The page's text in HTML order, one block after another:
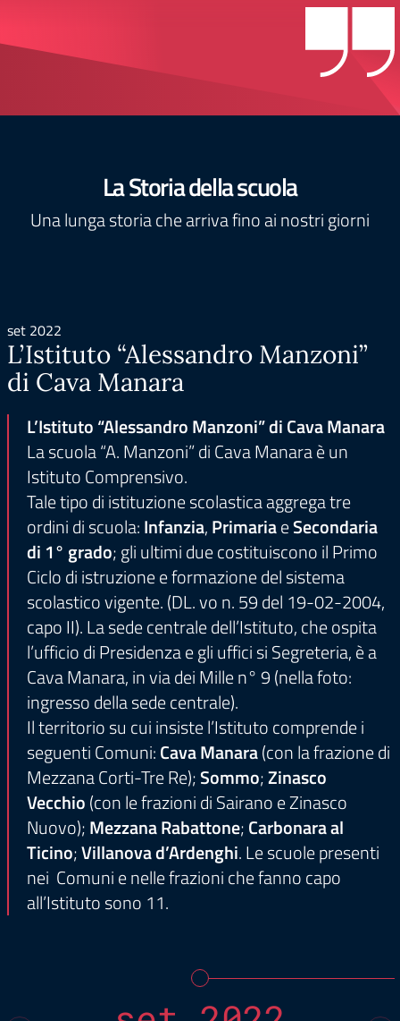
La Storia della scuola
Una lunga storia che arriva fino ai nostri giorni
set 2022
L’Istituto “Alessandro Manzoni”
di Cava Manara
L’Istituto “Alessandro Manzoni” di Cava Manara
La scuola “A. Manzoni” di Cava Manara è un
Istituto Comprensivo.
Tale tipo di istituzione scolastica aggrega tre
ordini di scuola:Infanzia,PrimariaeSecondaria
di 1° grado; gli ultimi due costituiscono il Primo
Ciclo di istruzione e formazione del sistema
scolastico vigente. (DL. vo n. 59 del 19-02-2004,
capo II). La sede centrale dell’Istituto, che ospita
l’ufficio di Presidenza e gli uffici si Segreteria, è a
Cava Manara, in via dei Mille n° 9 (nella foto:
ingresso della sede centrale).
Il territorio su cui insiste l’Istituto comprende i
seguenti Comuni:Cava Manara(con la frazione di
Mezzana Corti-Tre Re);Sommo;Zinasco
Vecchio(con le frazioni di Sairano e Zinasco
Nuovo);Mezzana Rabattone;Carbonara al
Ticino;Villanovad’Ardenghi. Le scuole presenti
nei Comuni e nelle frazioni che fanno capo
all’Istituto sono 11.